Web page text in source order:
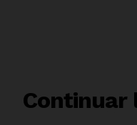
Continuar